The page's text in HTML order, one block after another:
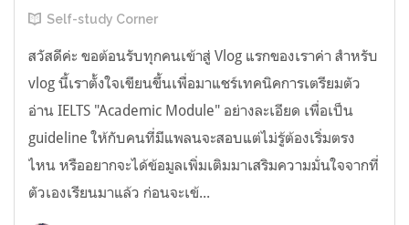
Self-study Corner
สวัสดีค่ะ ขอต้อนรับทุกคนเข้าสู่ Vlog แรกของเราค่า สำหรับ
vlog นี้เราตั้งใจเขียนขึ้นเพื่อมาแชร์เทคนิคการเตรียมตัว
อ่าน IELTS "Academic Module" อย่างละเอียด เพื่อเป็น
guideline ให้กับคนที่มีแพลนจะสอบแต่ไม่รู้ต้องเริ่มตรง
ไหน หรืออยากจะได้ข้อมูลเพิ่มเติมมาเสริมความมั่นใจจากที่
ตัวเองเรียนมาแล้ว ก่อนจะเข้...